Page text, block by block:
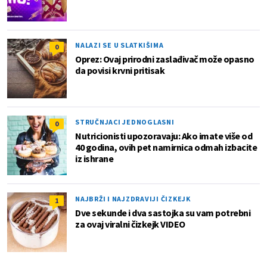
0 NALAZI SE U SLATKIŠIMA
Oprez: Ovaj prirodni zaslađivač može opasno
da povisi krvni pritisak
0 STRUČNJACI JEDNOGLASNI
Nutricionisti upozoravaju: Ako imate više od
40 godina, ovih pet namirnica odmah izbacite
iz ishrane
1 NAJBRŽI I NAJZDRAVIJI ČIZKEJK
Dve sekunde i dva sastojka su vam potrebni
za ovaj viralni čizkejk VIDEO